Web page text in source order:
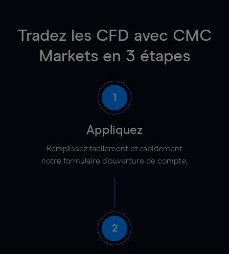
Tradez les CFD avec CMC
Markets en 3 étapes
1
Appliquez
Remplissez facilement et rapidement
notre formulaire d'ouverture de compte.
2